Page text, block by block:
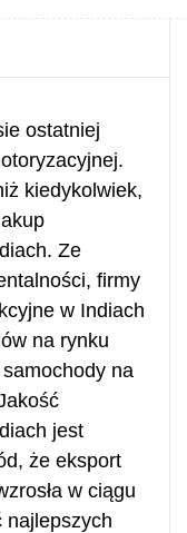
ostatniej
kiedykolwiek,
Ze
firmy
w Indiach
na rynku
na
jest
że eksport
w ciągu
najlepszych